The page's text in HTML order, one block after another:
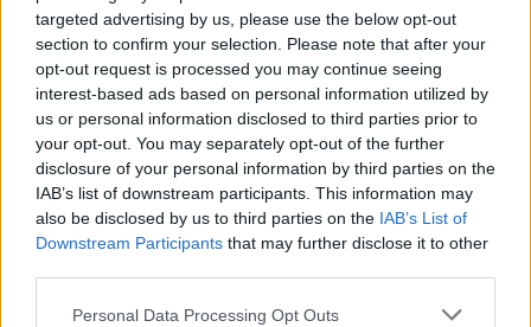
targeted advertising by us, please use the below opt-out
section to confirm your selection. Please note that after your
opt-out request is processed you may continue seeing
interest-based ads based on personal information utilized by
us or personal information disclosed to third parties prior to
your opt-out. You may separately opt-out of the further
disclosure of your personal information by third parties on the
IAB’s list of downstream participants. This information may
also be disclosed by us to third parties on the IAB’s List of
Downstream Participants that may further disclose it to other
Personal Data Processing Opt Outs